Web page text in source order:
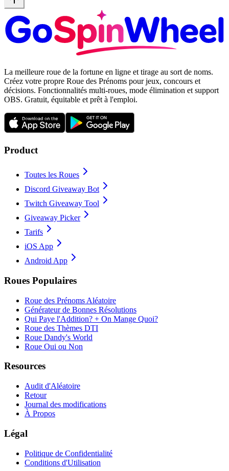
La meilleure roue de la fortune en ligne et tirage au sort de noms.
Créez votre propre Roue des Prénoms pour jeux, concours et
décisions. Fonctionnalités multi-roues, mode élimination et support
OBS. Gratuit, équitable et prêt à l'emploi.
Product
Toutes les Roues
Discord Giveaway Bot
Twitch Giveaway Tool
Giveaway Picker
Tarifs
iOS App
Android App
Roues Populaires
Roue des Prénoms Aléatoire
Générateur de Bonnes Résolutions
Qui Paye l'Addition? + On Mange Quoi?
Roue des Thèmes DTI
Roue Dandy's World
Roue Oui ou Non
Resources
Audit d'Aléatoire
Retour
Journal des modifications
À Propos
Légal
Politique de Confidentialité
Conditions d'Utilisation